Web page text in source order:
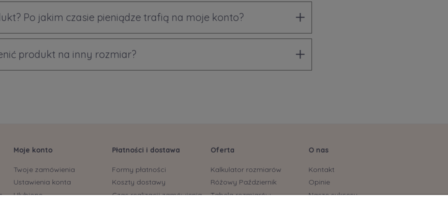
Po jakim czasie pieniądze trafią na moje konto?
produkt na inny rozmiar?
Moje konto
Twoje zamówienia
Ustawienia konta
Ulubione
Płatności i dostawa
Formy płatności
Koszty dostawy
Czas realizacji zamówienia
Oferta
Kalkulator rozmiarów
Różowy Październik
Tabela rozmiarów
O nas
Kontakt
Opinie
Nasze sukcesy